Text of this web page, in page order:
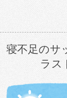
寝不足のサ
ラス